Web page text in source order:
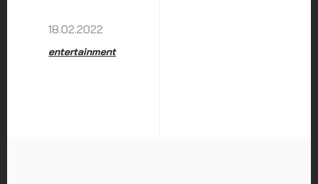
18.02.2022
entertainment